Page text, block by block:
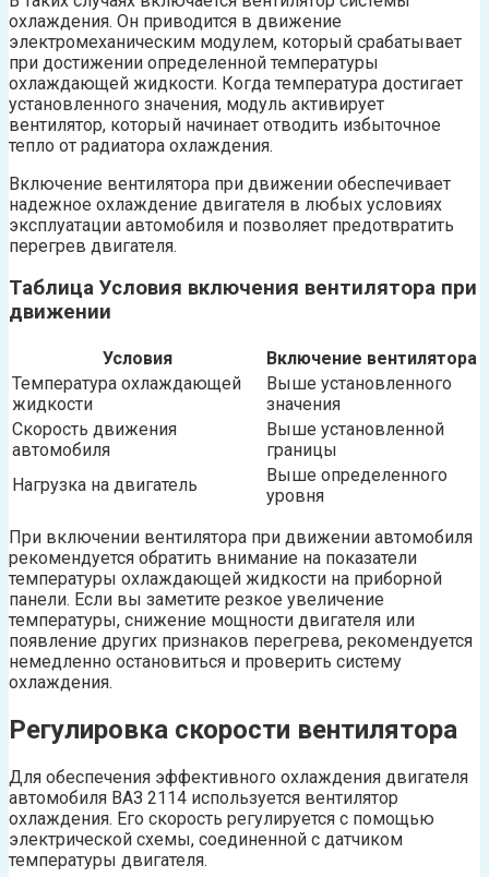
охлаждения. Он приводится в движение
электромеханическим модулем, который срабатывает
при достижении определенной температуры
охлаждающей жидкости. Когда температура достигает
установленного значения, модуль активирует
вентилятор, который начинает отводить избыточное
тепло от радиатора охлаждения.
Включение вентилятора при движении обеспечивает
надежное охлаждение двигателя в любых условиях
эксплуатации автомобиля и позволяет предотвратить
перегрев двигателя.
Таблица Условия включения вентилятора при
движении
Условия
Включение вентилятора
Температура охлаждающей
жидкости
Выше установленного
значения
Скорость движения
автомобиля
Выше установленной
границы
Нагрузка на двигатель
Выше определенного
уровня
При включении вентилятора при движении автомобиля
рекомендуется обратить внимание на показатели
температуры охлаждающей жидкости на приборной
панели. Если вы заметите резкое увеличение
температуры, снижение мощности двигателя или
появление других признаков перегрева, рекомендуется
немедленно остановиться и проверить систему
охлаждения.
Регулировка скорости вентилятора
Для обеспечения эффективного охлаждения двигателя
автомобиля ВАЗ 2114 используется вентилятор
охлаждения. Его скорость регулируется с помощью
электрической схемы, соединенной с датчиком
температуры двигателя.